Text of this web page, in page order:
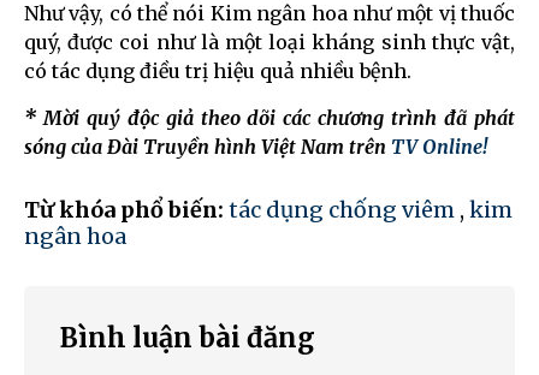
Như vậy, có thể nói Kim ngân hoa như một vị thuốc
quý, được coi như là một loại kháng sinh thực vật,
có tác dụng điều trị hiệu quả nhiều bệnh.
* Mời quý độc giả theo dõi các chương trình đã phát
sóng của Đài Truyền hình Việt Nam trên TV Online!
Từ khóa phổ biến: tác dụng chống viêm , kim
ngân hoa
Bình luận bài đăng